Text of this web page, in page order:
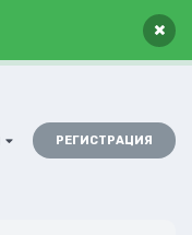
×
РЕГИСТРАЦИЯ